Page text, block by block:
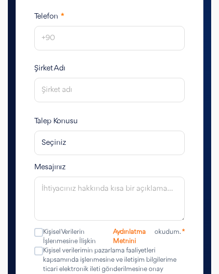
Telefon *
Şirket Adı
Talep Konusu
Mesajınız
Kişisel Verilerin
İşlenmesine İlişkin
Aydınlatma
Metnini
okudum.*
Kişisel verilerimin pazarlama faaliyetleri
kapsamında işlenmesine ve iletişim bilgilerime
ticari elektronik ileti gönderilmesine onay